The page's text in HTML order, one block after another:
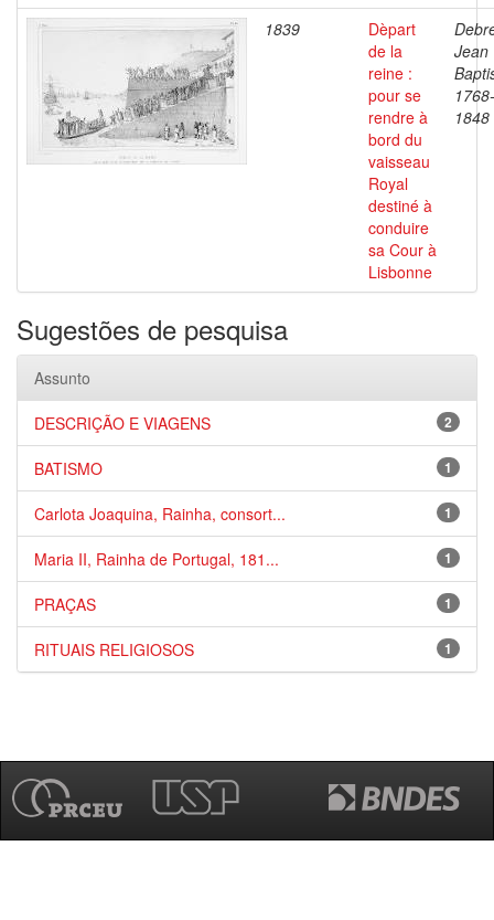
1839
Dèpart
de la
reine :
pour se
rendre à
bord du
vaisseau
Royal
destiné à
conduire
sa Cour à
Lisbonne
Jean
1768-
1848
Sugestões de pesquisa
Assunto
2
DESCRIÇÃO E VIAGENS
1
BATISMO
1
Carlota Joaquina, Rainha, consort...
1
Maria II, Rainha de Portugal, 181...
1
PRAÇAS
1
RITUAIS RELIGIOSOS